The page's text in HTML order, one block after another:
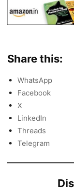
Share this:
WhatsApp
Facebook
X
LinkedIn
Threads
Telegram